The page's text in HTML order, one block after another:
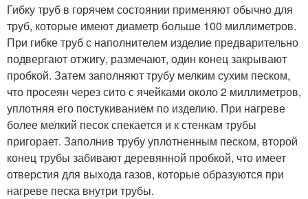
Гибку труб в горячем состоянии применяют обычно для
труб, которые имеют диаметр больше 100 миллиметров.
При гибке труб с наполнителем изделие предварительно
подвергают отжигу, размечают, один конец закрывают
пробкой. Затем заполняют трубу мелким сухим песком,
что просеян через сито с ячейками около 2 миллиметров,
уплотняя его постукиванием по изделию. При нагреве
более мелкий песок спекается и к стенкам трубы
пригорает. Заполнив трубу уплотненным песком, второй
конец трубы забивают деревянной пробкой, что имеет
отверстия для выхода газов, которые образуются при
нагреве песка внутри трубы.